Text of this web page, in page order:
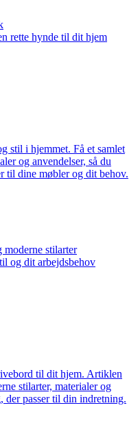
rette hynde til dit hjem
stil i hjemmet. Få et samlet
og anvendelser, så du
til dine møbler og dit behov.
stilarter
og dit arbejdsbehov
til dit hjem. Artiklen
stilarter, materialer og
der passer til din indretning.